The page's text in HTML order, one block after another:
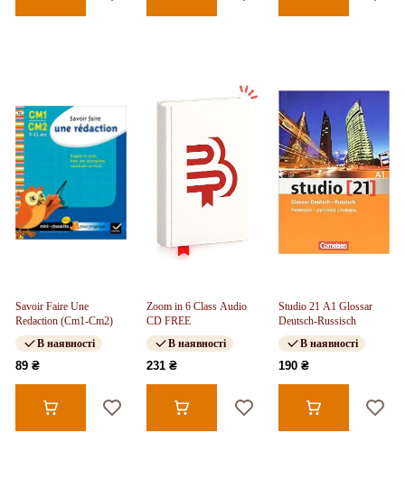
Savoir Faire Une
Redaction (Cm1-Cm2)
В наявності
89 ₴
Zoom in 6 Class Audio
CD FREE
В наявності
231 ₴
Studio 21 A1 Glossar
Deutsch-Russisch
В наявності
190 ₴